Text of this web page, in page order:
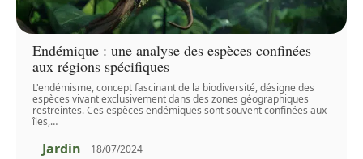
Endémique : une analyse des espèces confinées
aux régions spécifiques
L'endémisme, concept fascinant de la biodiversité, désigne des
espèces vivant exclusivement dans des zones géographiques
restreintes. Ces espèces endémiques sont souvent confinées aux
îles,…
Jardin 18/07/2024